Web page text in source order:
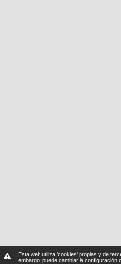
Esta web utiliza 'cookies' propias y de
embargo, puede cambiar la configuración